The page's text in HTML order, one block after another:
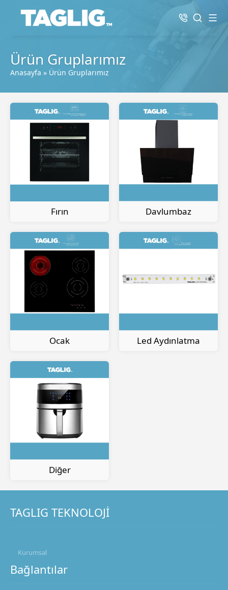
Ürün Gruplarımız
Anasayfa » Ürün Gruplarımız
Fırın Davlumbaz
Ocak Led Aydınlatma
Diğer
TAGLIG TEKNOLOJİ
Kurumsal
Bağlantılar